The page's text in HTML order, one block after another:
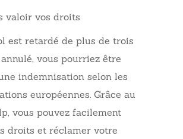
valoir vos droits
est retardé de plus de trois
vous pourriez être
indemnisation selon les
européennes. Grâce au
vous pouvez facilement
droits et réclamer votre